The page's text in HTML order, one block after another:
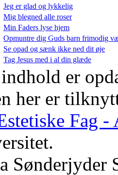
Jeg er glad og lykkelig
Mig blegned alle roser
Min Faders lyse hjem
Opmuntre dig Guds barn frimodig
Se opad og sænk ikke ned dit øje
Tag Jesus med i al din glæde
er
her er
Fag -
Sønderjyder